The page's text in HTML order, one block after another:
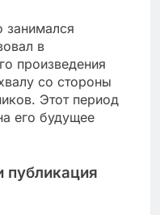
занимался
в
произведения
со стороны
Этот период
его будущее
публикация